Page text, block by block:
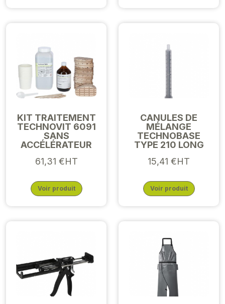
KIT TRAITEMENT
TECHNOVIT 6091
SANS
ACCÉLÉRATEUR
61,31 €HT
Voir produit
CANULES DE
MÉLANGE
TECHNOBASE
TYPE 210 LONG
15,41 €HT
Voir produit